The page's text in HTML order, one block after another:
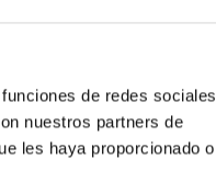
de redes sociales
nuestros partners de
les haya proporcionado o